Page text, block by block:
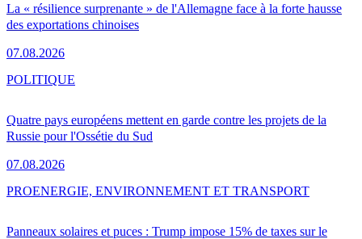
La « résilience surprenante » de l'Allemagne face à la forte hausse
des exportations chinoises
07.08.2026
Quatre pays européens mettent en garde contre les projets de la
Russie pour l'Ossétie du Sud
07.08.2026
POLITIQUE
Panneaux solaires et puces : Trump impose 15% de taxes sur le
PROENERGIE, ENVIRONNEMENT ET TRANSPORT